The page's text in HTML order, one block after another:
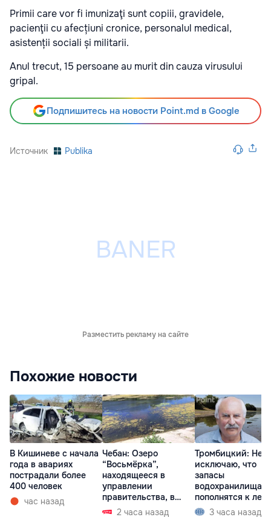
Primii care vor fi imunizaţi sunt copiii, gravidele,
pacienţii cu afecțiuni cronice, personalul medical,
asistenții sociali și militarii.
Anul trecut, 15 persoane au murit din cauza virusului
gripal.
Подпишитесь на новости Point.md в Google
Источник Publika
Разместить рекламу на сайте
Похожие новости
В Кишиневе с начала
года в авариях
пострадали более
400 человек
час назад
Чебан: Озеро
“Восьмёрка”,
находящееся в
управлении
правительства, в
запустении
2 часа назад
Тромбицкий: Не
исключаю, что
запасы
водохранилища
пополнятся к лету
2027 года
3 часа назад